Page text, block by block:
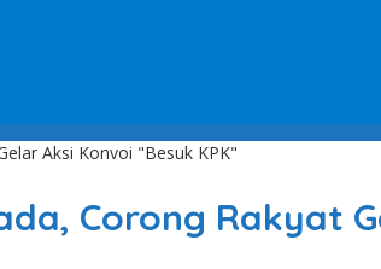
Aksi Konvoi "Besuk KPK"
Corong Rakyat